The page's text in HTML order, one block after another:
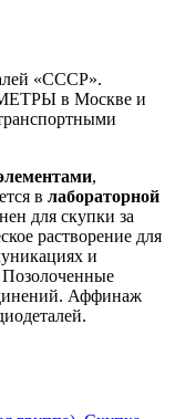
«СССР».
в Москве и
,
в лабораторной
для скупки за
растворение для
и
Позолоченные
Аффинаж